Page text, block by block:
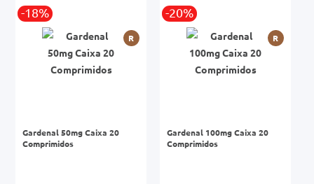
-18%
R
Gardenal 50mg Caixa 20
Comprimidos
-20%
R
Gardenal 100mg Caixa 20
Comprimidos